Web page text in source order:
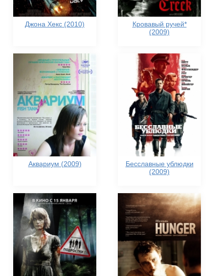
Джона Хекс (2010)
Кровавый ручей*
(2009)
Аквариум (2009)
Бесславные ублюдки
(2009)